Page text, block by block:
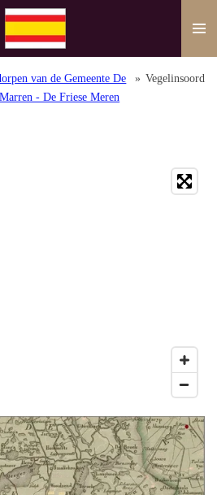
van de Gemeente De
- De Friese Meren
» Vegelinsoord